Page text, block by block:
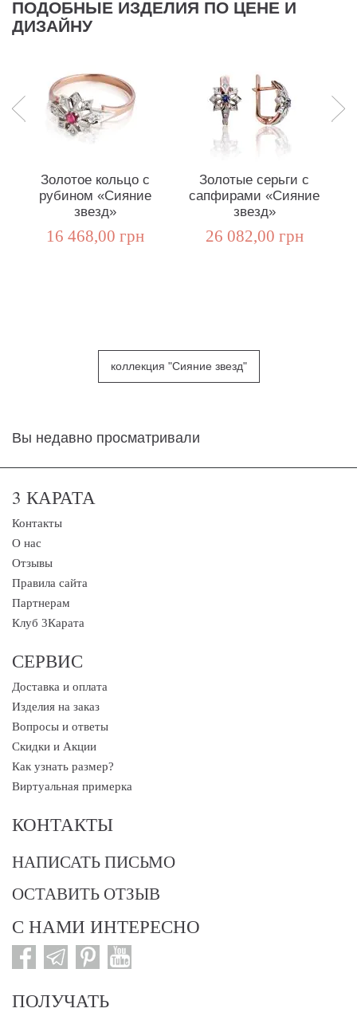
ПОДОБНЫЕ ИЗДЕЛИЯ ПО ЦЕНЕ И
ДИЗАЙНУ
Золотое кольцо с
рубином «Сияние
звезд»
16 468,00 грн
Золотые серьги с
сапфирами «Сияние
звезд»
26 082,00 грн
коллекция "Сияние звезд"
Вы недавно просматривали
3 КАРАТА
Контакты
О нас
Отзывы
Правила сайта
Партнерам
Клуб 3Карата
СЕРВИС
Доставка и оплата
Изделия на заказ
Вопросы и ответы
Скидки и Акции
Как узнать размер?
Виртуальная примерка
КОНТАКТЫ
НАПИСАТЬ ПИСЬМО
ОСТАВИТЬ ОТЗЫВ
С НАМИ ИНТЕРЕСНО
ПОЛУЧАТЬ